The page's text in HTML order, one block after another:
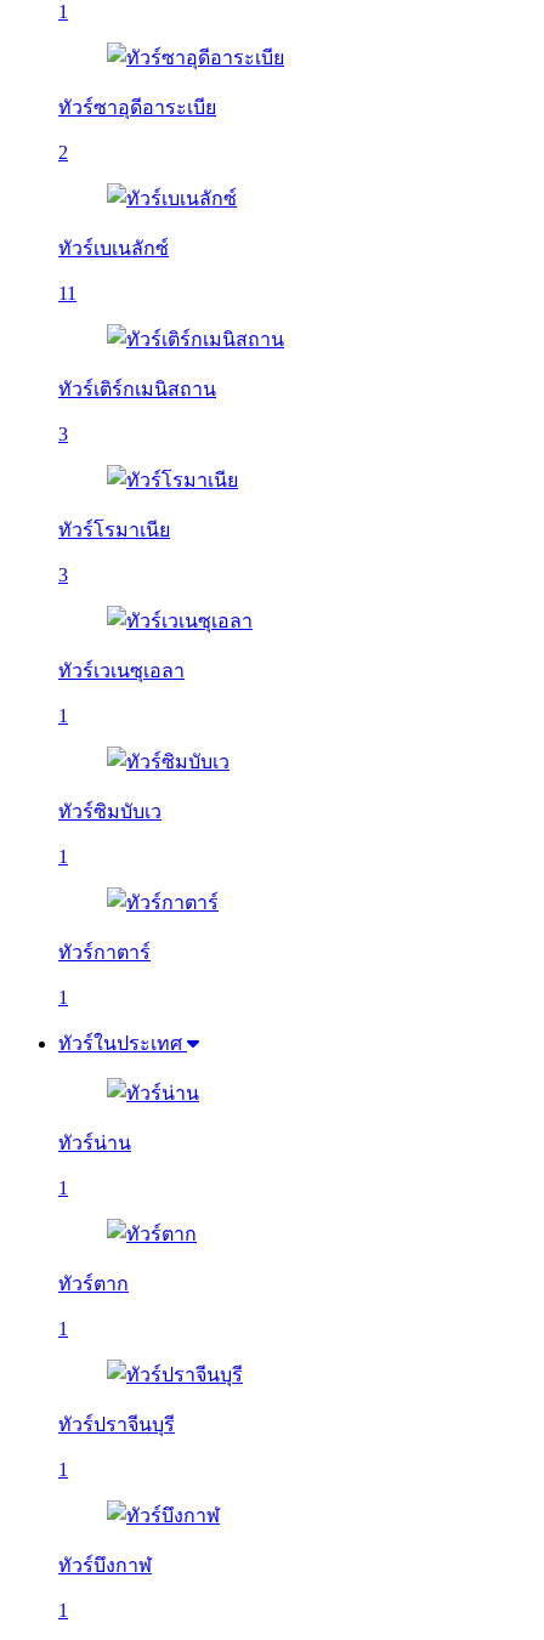
1
ทัวร์ซาอุดีอาระเบีย
2
ทัวร์เบเนลักซ์
11
ทัวร์เติร์กเมนิสถาน
3
ทัวร์โรมาเนีย
3
ทัวร์เวเนซุเอลา
1
ทัวร์ซิมบับเว
1
ทัวร์กาตาร์
1
ทัวร์ในประเทศ
ทัวร์น่าน
1
ทัวร์ตาก
1
ทัวร์ปราจีนบุรี
1
ทัวร์บึงกาฬ
1